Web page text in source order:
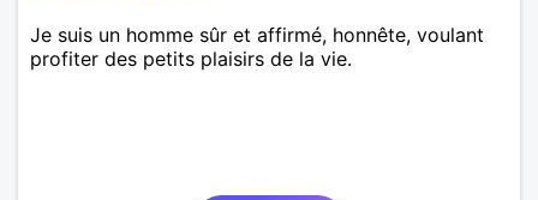
Je suis un homme sûr et affirmé, honnête, voulant
profiter des petits plaisirs de la vie.